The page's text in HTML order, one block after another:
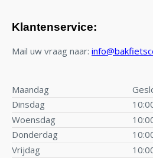
Klantenservice:
Mail uw vraag naar:
Maandag
Dinsdag
Woensdag
Donderdag
Vrijdag